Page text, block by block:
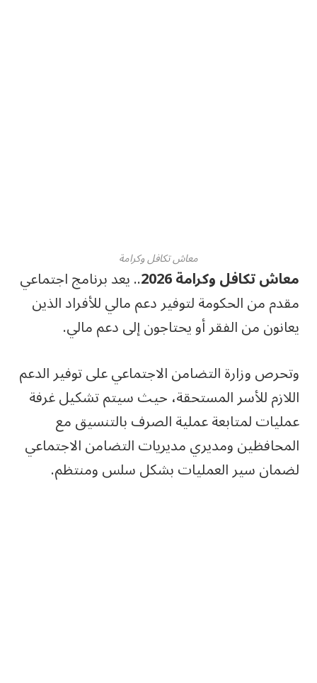
معاش تكافل وكرامة
معاش تكافل وكرامة 2026
.. يعد برنامج اجتماعي
مقدم من الحكومة لتوفير دعم مالي للأفراد الذين
يعانون من الفقر أو يحتاجون إلى دعم مالي.
وتحرص وزارة التضامن الاجتماعي على توفير الدعم
اللازم للأسر المستحقة، حيث سيتم تشكيل غرفة
عمليات لمتابعة عملية الصرف بالتنسيق مع
المحافظين ومديري مديريات التضامن الاجتماعي
لضمان سير العمليات بشكل سلس ومنتظم.